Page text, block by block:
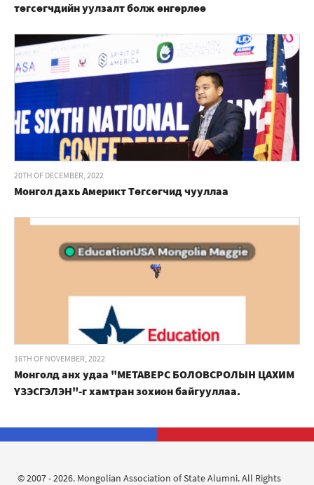
төгсөгчдийн уулзалт болж өнгөрлөө
20TH OF DECEMBER, 2022
Монгол дахь Америкт Төгсөгчид чууллаа
16TH OF NOVEMBER, 2022
Монголд анх удаа "МЕТАВЕРС БОЛОВСРОЛЫН ЦАХИМ
ҮЗЭСГЭЛЭН"-г хамтран зохион байгууллаа.
© 2007 - 2026. Mongolian Association of State Alumni. All Rights